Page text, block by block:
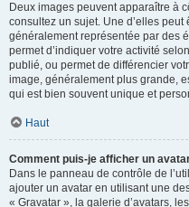
Deux images peuvent apparaître à
consultez un sujet. Une d’elles
généralement représentée par des
permet d’indiquer votre activité
publié, ou permet de différencier
image, généralement plus grande,
qui est bien souvent unique et
Haut
Comment puis-je afficher un
Dans le panneau de contrôle de
ajouter un avatar en utilisant une
« Gravatar », la galerie d’avatars,